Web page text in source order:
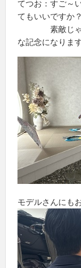
てつお：すご～
てもいいですか？
素敵じゃない
な記念になりま
モデルさんにも